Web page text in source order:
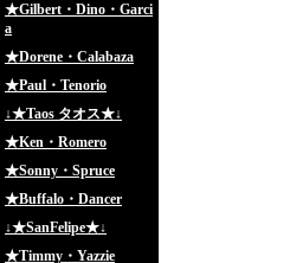
★Gilbert・Dino・Garci
a
★Dorene・Calabaza
★Paul・Tenorio
↓★Taos タオス★↓
★Ken・Romero
★Sonny・Spruce
★Buffalo・Dancer
↓★SanFelipe★↓
★Timmy・Yazzie